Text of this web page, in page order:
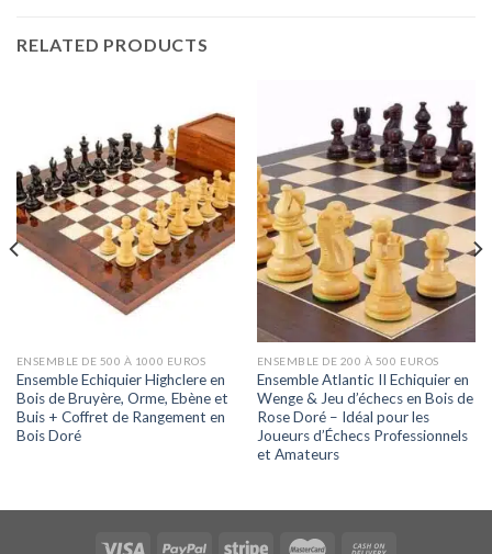
RELATED PRODUCTS
ENSEMBLE DE 500 À 1000 EUROS
Ensemble Echiquier Highclere en
Bois de Bruyère, Orme, Ebène et
Buis + Coffret de Rangement en
Bois Doré
ENSEMBLE DE 200 À 500 EUROS
Ensemble Atlantic II Echiquier en
Wenge & Jeu d’échecs en Bois de
Rose Doré – Idéal pour les
Joueurs d’Échecs Professionnels
et Amateurs